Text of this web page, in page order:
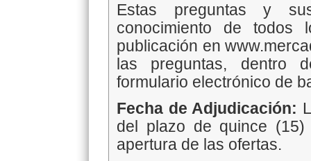
Estas preguntas y
conocimiento de
publicación en
las preguntas, dentro
formulario electrónico de
Fecha de Adjudicación:
del plazo de quince
apertura de las ofertas.